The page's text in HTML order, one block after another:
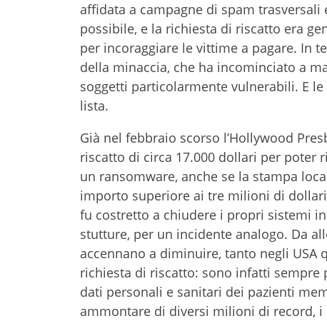
affidata a campagne di spam
possibile, e la richiesta di riscatto era
per incoraggiare le vittime a pagare. In
della minaccia, che ha incominciato a
soggetti particolarmente vulnerabili. E
lista.
Già nel febbraio scorso l’Hollywood
riscatto di circa 17.000 dollari per
un ransomware, anche se la stampa
importo superiore ai tre milioni di
fu costretto a chiudere i propri sistemi
stutture, per un incidente analogo. Da
accennano a diminuire, tanto negli
richiesta di riscatto: sono infatti
dati personali e sanitari dei pazienti
ammontare di diversi milioni di record,